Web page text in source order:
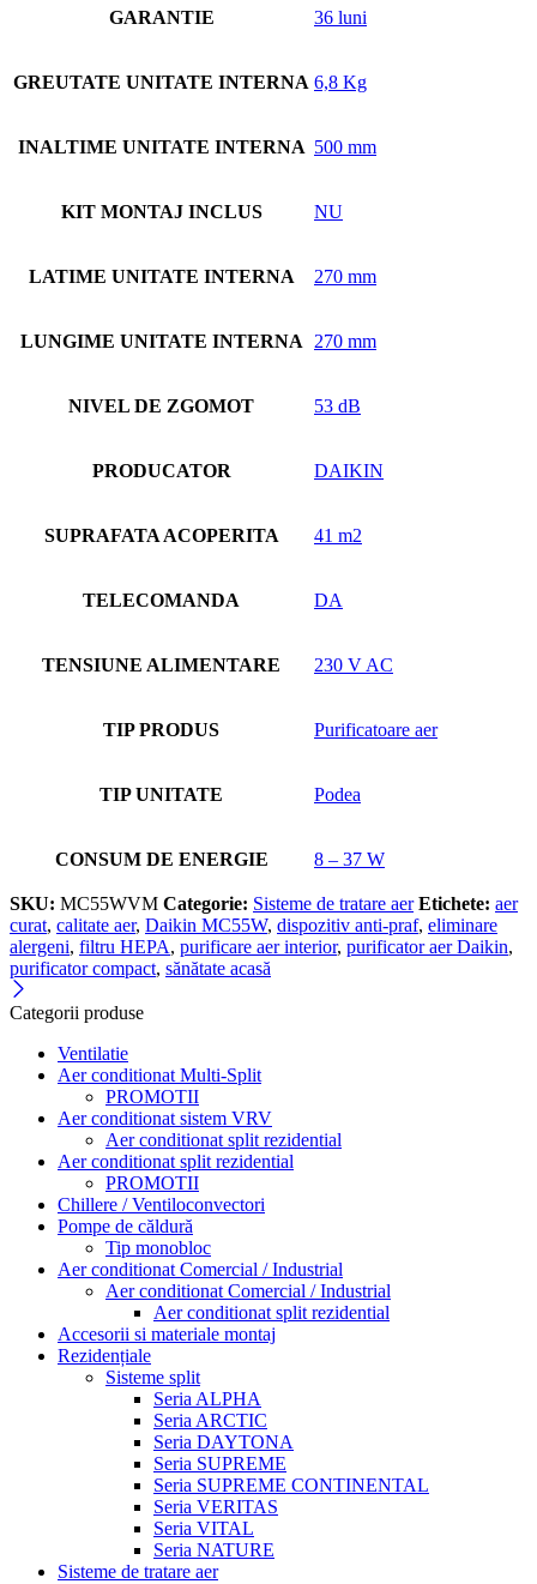
GARANTIE 36 luni
GREUTATE UNITATE INTERNA 6,8 Kg
INALTIME UNITATE INTERNA 500 mm
KIT MONTAJ INCLUS NU
LATIME UNITATE INTERNA 270 mm
LUNGIME UNITATE INTERNA 270 mm
NIVEL DE ZGOMOT 53 dB
PRODUCATOR DAIKIN
SUPRAFATA ACOPERITA 41 m2
TELECOMANDA DA
TENSIUNE ALIMENTARE 230 V AC
TIP PRODUS Purificatoare aer
TIP UNITATE Podea
CONSUM DE ENERGIE 8 – 37 W
SKU: MC55WVM Categorie: Sisteme de tratare aer Etichete: aer
curat, calitate aer, Daikin MC55W, dispozitiv anti-praf, eliminare
alergeni, filtru HEPA, purificare aer interior, purificator aer Daikin,
purificator compact, sănătate acasă
Categorii produse
Ventilatie
Aer conditionat Multi-Split
PROMOTII
Aer conditionat sistem VRV
Aer conditionat split rezidential
Aer conditionat split rezidential
PROMOTII
Chillere / Ventiloconvectori
Pompe de căldură
Tip monobloc
Aer conditionat Comercial / Industrial
Aer conditionat Comercial / Industrial
Aer conditionat split rezidential
Accesorii si materiale montaj
Rezidențiale
Sisteme split
Seria ALPHA
Seria ARCTIC
Seria DAYTONA
Seria SUPREME
Seria SUPREME CONTINENTAL
Seria VERITAS
Seria VITAL
Seria NATURE
Sisteme de tratare aer